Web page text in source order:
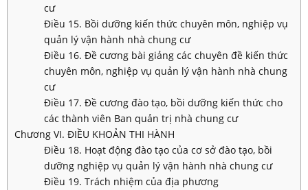
cư
Điều 15. Bồi dưỡng kiến thức chuyên môn, nghiệp vụ
quản lý vận hành nhà chung cư
Điều 16. Đề cương bài giảng các chuyên đề kiến thức
chuyên môn, nghiệp vụ quản lý vận hành nhà chung
cư
Điều 17. Đề cương đào tạo, bồi dưỡng kiến thức cho
các thành viên Ban quản trị nhà chung cư
Chương VI. ĐIỀU KHOẢN THI HÀNH
Điều 18. Hoạt động đào tạo của cơ sở đào tạo, bồi
dưỡng nghiệp vụ quản lý vận hành nhà chung cư
Điều 19. Trách nhiệm của địa phương